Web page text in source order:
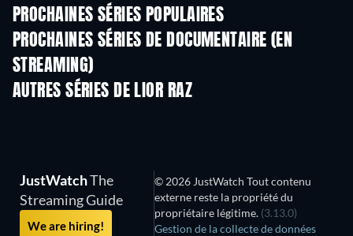
PROCHAINES SÉRIES POPULAIRES
Série Série
PROCHAINES SÉRIES DE DOCUMENTAIRE (EN
STREAMING)Saison 1
AUTRES SÉRIES DE LIOR RAZ
Série
JustWatchThe
Streaming Guide
We are hiring!
© 2026 JustWatch Tout contenu
externe reste la propriété du
propriétaire légitime. (3.13.0)
Gestion de la collecte de données